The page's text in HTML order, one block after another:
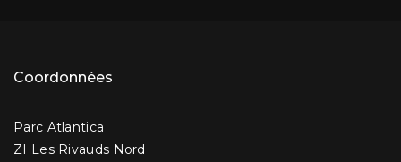
Coordonnées
Parc Atlantica
ZI Les Rivauds Nord